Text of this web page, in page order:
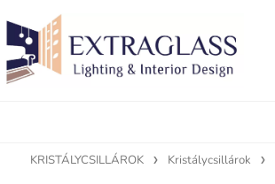
KRISTÁLYCSILLÁROK Kristálycsillárok